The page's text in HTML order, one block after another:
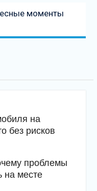
моменты
на
без рисков
проблемы
на месте